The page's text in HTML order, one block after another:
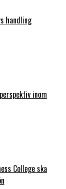
handling
inom
College ska